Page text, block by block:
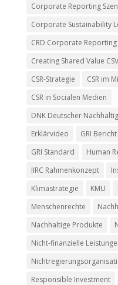
Corporate Reporting
Corporate Sustainability
CRD Corporate
Creating Shared Value CSV
CSR-Strategie
CSR im
CSR in Socialen Medien
DNK Deutscher
Erklärvideo
GRI Bericht
GRI Standard
Human
IIRC Rahmenkonzept
Klimastrategie
KMU
Menschenrechte
Nachhaltige Produkte
Nicht-finanzielle
Responsible Investment